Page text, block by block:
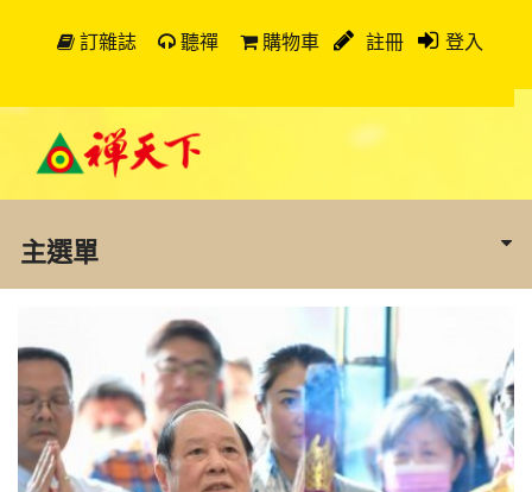
訂雜誌 聽禪 購物車 註冊 登入
主選單